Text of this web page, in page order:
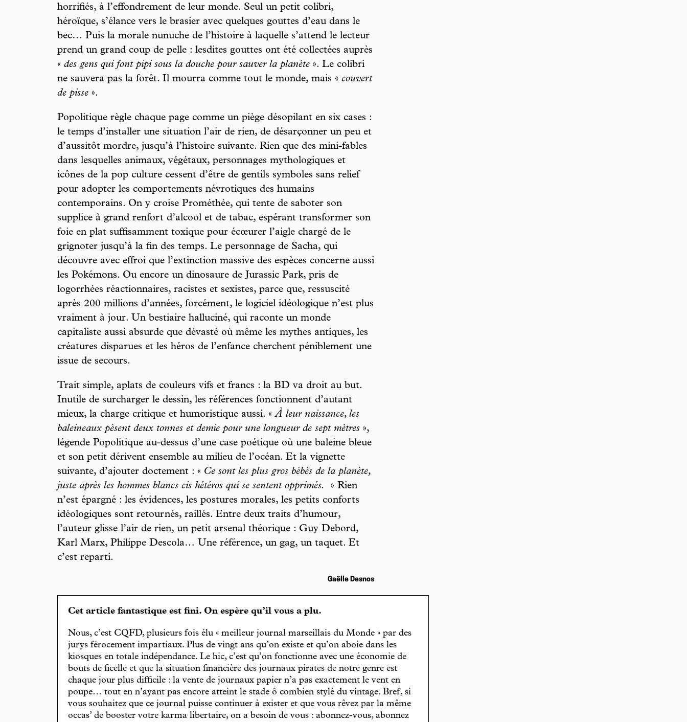
horrifiés, à l’effondrement de leur monde. Seul un petit colibri,
héroïque, s’élance vers le brasier avec quelques gouttes d’eau dans le
bec… Puis la morale nunuche de l’histoire à laquelle s’attend le lecteur
prend un grand coup de pelle : lesdites gouttes ont été collectées auprès
« des gens qui font pipi sous la douche pour sauver la planète ». Le colibri
ne sauvera pas la forêt. Il mourra comme tout le monde, mais « couvert
de pisse ».
Popolitique règle chaque page comme un piège désopilant en six cases :
le temps d’installer une situation l’air de rien, de désarçonner un peu et
d’aussitôt mordre, jusqu’à l’histoire suivante. Rien que des mini-fables
dans lesquelles animaux, végétaux, personnages mythologiques et
icônes de la pop culture cessent d’être de gentils symboles sans relief
pour adopter les comportements névrotiques des humains
contemporains. On y croise Prométhée, qui tente de saboter son
supplice à grand renfort d’alcool et de tabac, espérant transformer son
foie en plat suffisamment toxique pour écœurer l’aigle chargé de le
grignoter jusqu’à la fin des temps. Le personnage de Sacha, qui
découvre avec effroi que l’extinction massive des espèces concerne aussi
les Pokémons. Ou encore un dinosaure de Jurassic Park, pris de
logorrhées réactionnaires, racistes et sexistes, parce que, ressuscité
après 200 millions d’années, forcément, le logiciel idéologique n’est plus
vraiment à jour. Un bestiaire halluciné, qui raconte un monde
capitaliste aussi absurde que dévasté où même les mythes antiques, les
créatures disparues et les héros de l’enfance cherchent péniblement une
issue de secours.
Trait simple, aplats de couleurs vifs et francs : la BD va droit au but.
Inutile de surcharger le dessin, les références fonctionnent d’autant
mieux, la charge critique et humoristique aussi. «À leur naissance, les
baleineaux pèsent deux tonnes et demie pour une longueur de sept mètres »,
légende Popolitique au-dessus d’une case poétique où une baleine bleue
et son petit dérivent ensemble au milieu de l’océan. Et la vignette
suivante, d’ajouter doctement : « Ce sont les plus gros bébés de la planète,
juste après les hommes blancs cis hétéros qui se sentent opprimés.
» Rien
n’est épargné : les évidences, les postures morales, les petits conforts
idéologiques sont retournés, raillés. Entre deux traits d’humour,
l’auteur glisse l’air de rien, un petit arsenal théorique : Guy Debord,
Karl Marx, Philippe Descola… Une référence, un gag, un taquet. Et
c’est reparti.
Gaëlle Desnos
Cet article fantastique est fini. On espère qu’il vous a plu.
Nous, c’est CQFD, plusieurs fois élu « meilleur journal marseillais du Monde » par des
jurys férocement impartiaux. Plus de vingt ans qu’on existe et qu’on aboie dans les
kiosques en totale indépendance. Le hic, c’est qu’on fonctionne avec une économie de
bouts de ficelle et que la situation financière des journaux pirates de notre genre est
chaque jour plus difficile : la vente de journaux papier n’a pas exactement le vent en
poupe… tout en n’ayant pas encore atteint le stade ô combien stylé du vintage. Bref, si
vous souhaitez que ce journal puisse continuer à exister et que vous rêvez par la même
occas’ de booster votre karma libertaire, on a besoin de vous : abonnez-vous, abonnez